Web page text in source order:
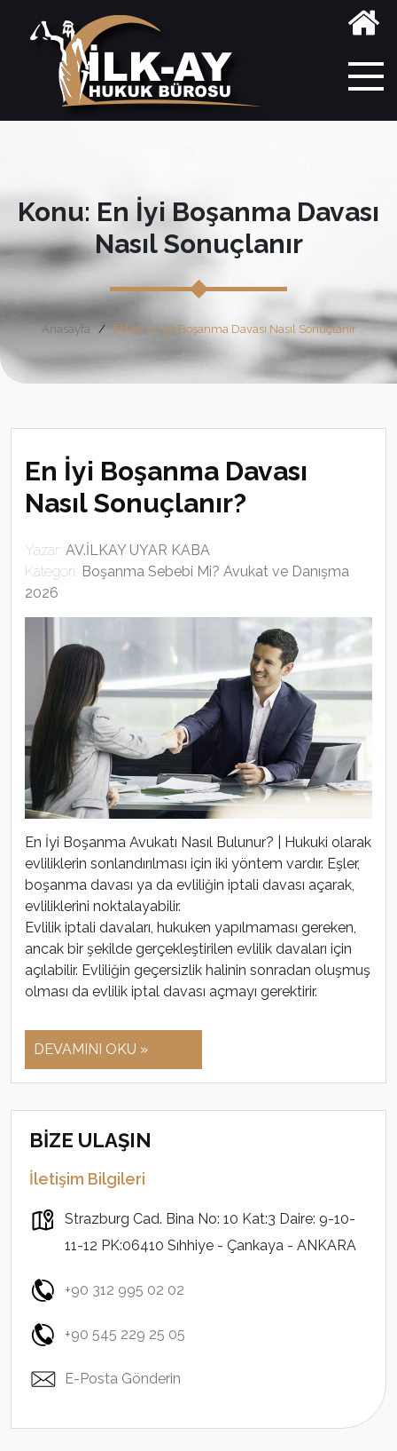
Konu: En İyi Boşanma Davası
Nasıl Sonuçlanır
Anasayfa Etiket: En İyi Boşanma Davası Nasıl Sonuçlanır
En İyi Boşanma Davası
Nasıl Sonuçlanır?
Yazar: AV.İLKAY UYAR KABA
Kategori: Boşanma Sebebi Mi? Avukat ve Danışma
2026
En İyi Boşanma Avukatı Nasıl Bulunur? | Hukuki olarak
evliliklerin sonlandırılması için iki yöntem vardır. Eşler,
boşanma davası ya da evliliğin iptali davası açarak,
evliliklerini noktalayabilir.
Evlilik iptali davaları, hukuken yapılmaması gereken,
ancak bir şekilde gerçekleştirilen evlilik davaları için
açılabilir. Evliliğin geçersizlik halinin sonradan oluşmuş
olması da evlilik iptal davası açmayı gerektirir.
DEVAMINI OKU »
BİZE ULAŞIN
İletişim Bilgileri
Strazburg Cad. Bina No: 10 Kat:3 Daire: 9-10-
11-12 PK:06410 Sıhhiye - Çankaya - ANKARA
+90 312 995 02 02
+90 545 229 25 05
E-Posta Gönderin